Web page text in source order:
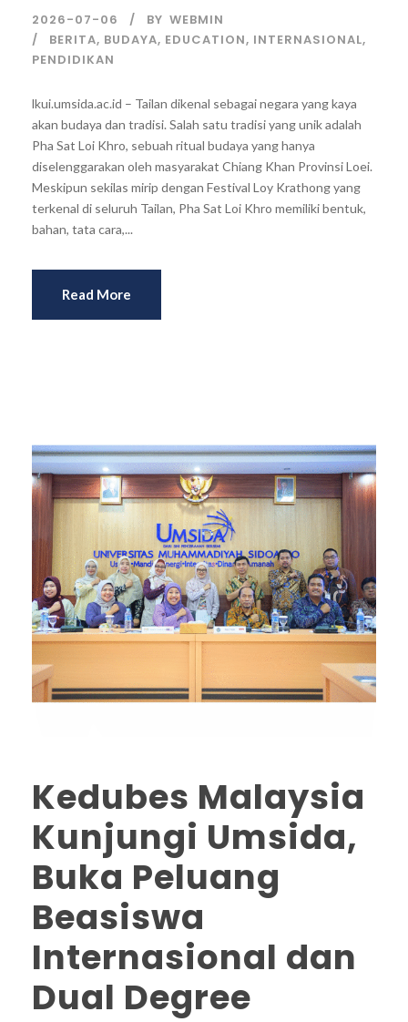
2026-07-06 BY WEBMIN
BERITA, BUDAYA, EDUCATION, INTERNASIONAL,
PENDIDIKAN
lkui.umsida.ac.id – Tailan dikenal sebagai negara yang kaya
akan budaya dan tradisi. Salah satu tradisi yang unik adalah
Pha Sat Loi Khro, sebuah ritual budaya yang hanya
diselenggarakan oleh masyarakat Chiang Khan Provinsi Loei.
Meskipun sekilas mirip dengan Festival Loy Krathong yang
terkenal di seluruh Tailan, Pha Sat Loi Khro memiliki bentuk,
bahan, tata cara,...
Read More
Kedubes Malaysia
Kunjungi Umsida,
Buka Peluang
Beasiswa
Internasional dan
Dual Degree